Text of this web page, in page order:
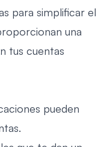
para simplificar el
una
tus cuentas
pueden